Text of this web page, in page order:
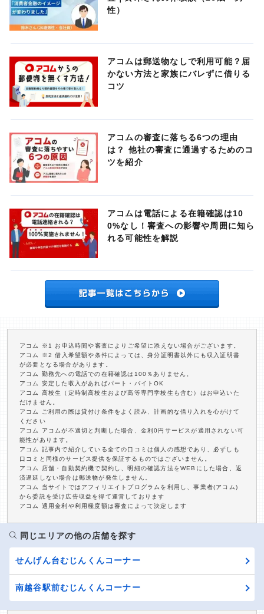
性）
アコムは郵送物なしで利用可能？届
かない方法と家族にバレずに借りる
コツ
アコムの審査に落ちる6つの理由
は？ 他社の審査に通過するためのコ
ツを紹介
アコムは電話による在籍確認は10
0%なし！審査への影響や周囲に知ら
れる可能性を解説
アコム ※1 お申込時間や審査によりご希望に添えない場合がございます。
アコム ※2 借入希望額や条件によっては、身分証明書以外にも収入証明書
が必要となる場合があります。
アコム 勤務先への電話での在籍確認は100％ありません。
アコム 安定した収入があればパート・バイトOK
アコム 高校生（定時制高校生および高等専門学校生も含む）はお申込いた
だけません。
アコム ご利用の際は貸付け条件をよく読み、計画的な借り入れを心がけて
ください
アコム アコムが不適切と判断した場合、金利0円サービスが適用されない可
能性があります。
アコム 記事内で紹介している全ての口コミは個人の感想であり、必ずしも
口コミと同様のサービス提供を保証するものではございません。
アコム 店舗・自動契約機で契約し、明細の確認方法をWEBにした場合、返
済遅延しない場合は郵送物が発生しません。
アコム 当サイトではアフィリエイトプログラムを利用し、事業者(アコム)
から委託を受け広告収益を得て運営しております
アコム 適用金利や利用極度額は審査によって決定します
同じエリアの他の店舗を探す
せんげん台むじんくんコーナー
南越谷駅前むじんくんコーナー